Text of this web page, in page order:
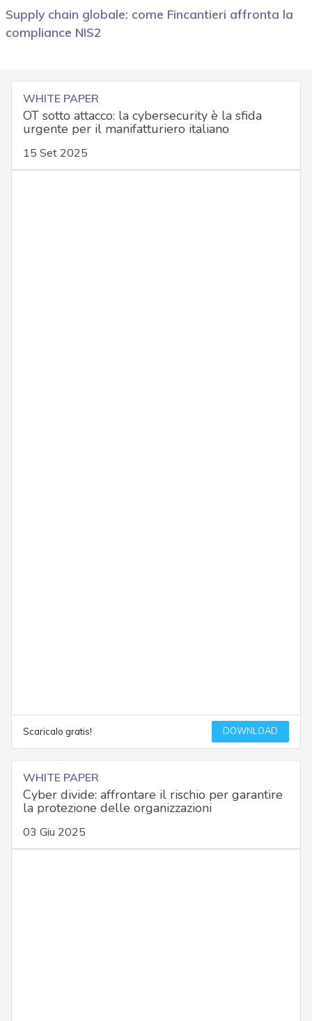
Supply chain globale: come Fincantieri affronta la
compliance NIS2
WHITE PAPER
OT sotto attacco: la cybersecurity è la sfida
urgente per il manifatturiero italiano
15 Set 2025
Scaricalo gratis! DOWNLOAD
WHITE PAPER
Cyber divide: affrontare il rischio per garantire
la protezione delle organizzazioni
03 Giu 2025